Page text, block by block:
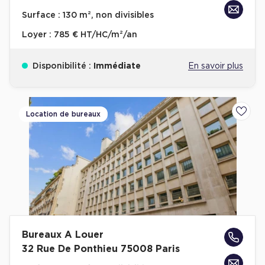
Achat de Bureaux à Rennes
Collections de Bureaux
Immeuble de bureaux avec services
Location bureaux Bellecour - Cordeliers (Lyon)
Haussmanniens
Location d'Entrepôts / Activités
Location d'Entrepôts / Activités à Aix-en-Provence
Surface : 130 m², non divisibles
Loyer : 785 € HT/HC/m²/an
Disponibilité : Immédiate En savoir plus
Location de bureaux
Bureaux A Louer
32 Rue De Ponthieu 75008 Paris